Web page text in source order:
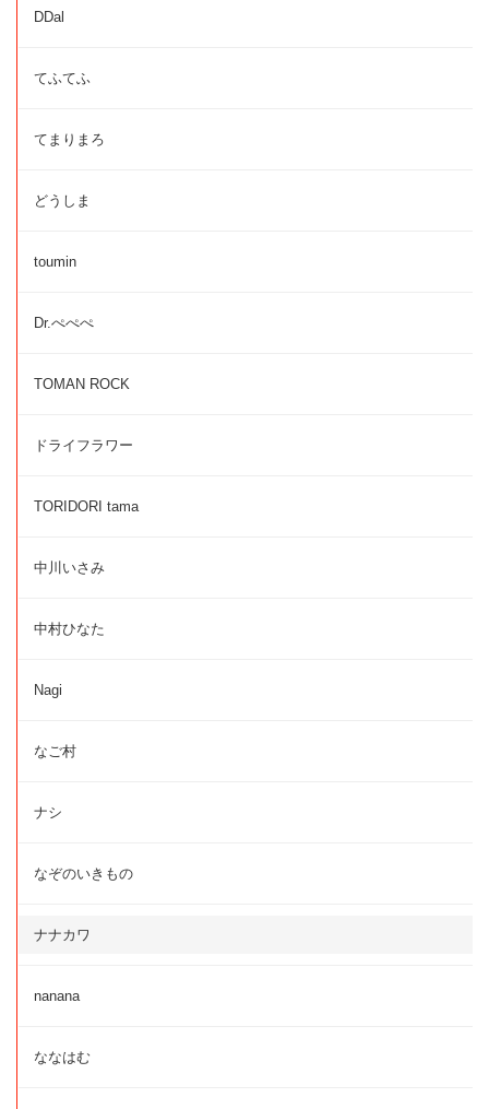
DDal
てふてふ
てまりまろ
どうしま
toumin
Dr.ぺぺぺ
TOMAN ROCK
ドライフラワー
TORIDORI tama
中川いさみ
中村ひなた
Nagi
なご村
ナシ
なぞのいきもの
ナナカワ
nanana
ななはむ